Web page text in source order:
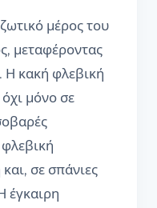
μέρος του
μεταφέροντας
Η κακή φλεβική
μόνο σε
σε σπάνιες
έγκαιρη